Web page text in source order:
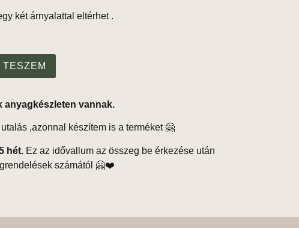
két árnyalattal eltérhet .
anyagkészleten vannak.
,azonnal készítem is a terméket 🤗
hét. Ez az idővallum az összeg be érkezése után
számától 🤗❤️